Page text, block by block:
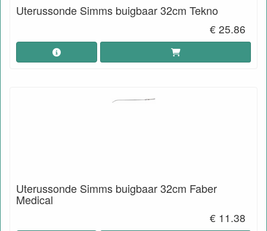
Uterussonde Simms buigbaar 32cm Tekno
€ 25.86
Uterussonde Simms buigbaar 32cm Faber
Medical
€ 11.38